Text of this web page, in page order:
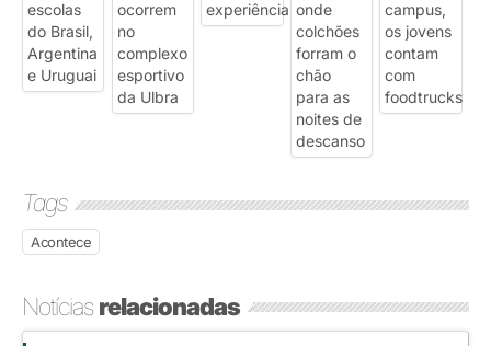
Tags
Acontece
Notíciasrelacionadas